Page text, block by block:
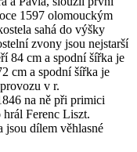
1597 olomouckým
sahá do výšky
zvony jsou nejstarší
84 cm a spodní šířka je
cm a spodní šířka je
v r.
na ně při primici
Ferenc Liszt.
jsou dílem věhlasné